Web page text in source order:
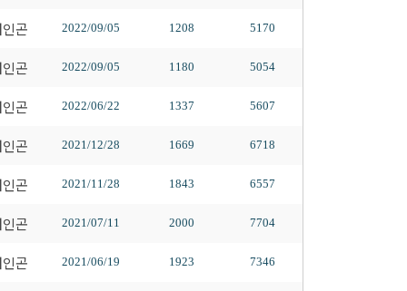
곤 2022/09/05 1208 5170
곤 2022/09/05 1180 5054
곤 2022/06/22 1337 5607
곤 2021/12/28 1669 6718
곤 2021/11/28 1843 6557
곤 2021/07/11 2000 7704
곤 2021/06/19 1923 7346